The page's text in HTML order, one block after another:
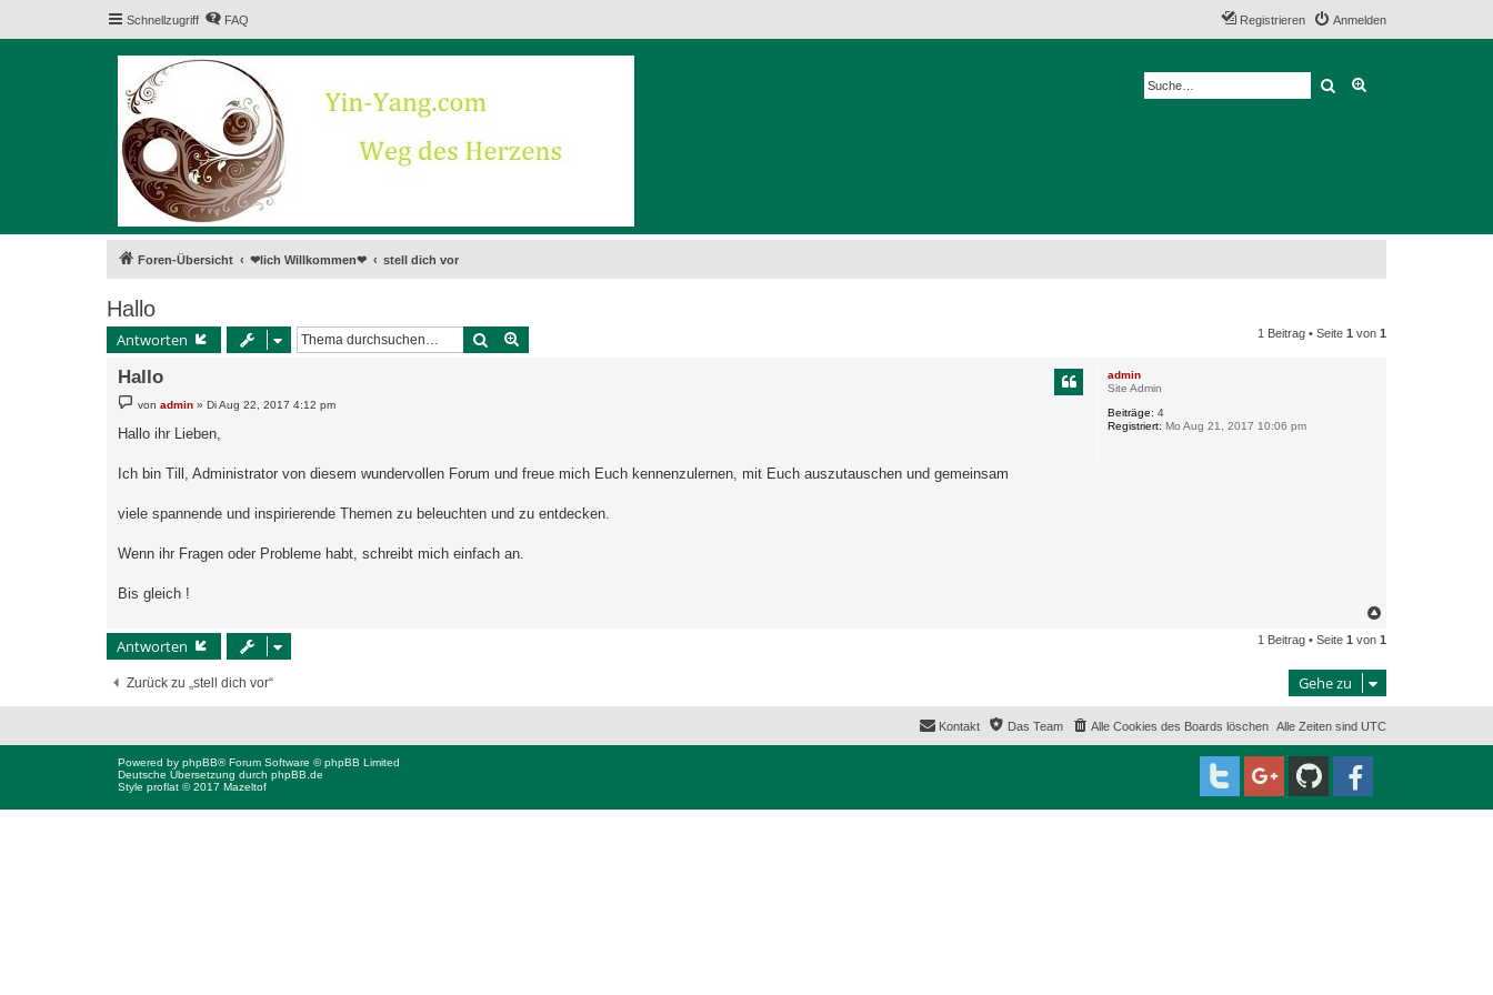
Schnellzugriff FAQ Anmelden
Registrieren
Suche
Foren-Übersicht ❤lich Willkommen❤ stell dich vor
Hallo
Antworten Suche 1 Beitrag • Seite 1 von 1
admin
Site Admin
Beiträge: 4
Registriert: Mo Aug 21, 2017 10:06 pm
Hallo
e
i
t
g
vonadmin »Di Aug 22, 2017 4:12 pm
Hallo ihr Lieben,
Ich bin Till, Administrator von diesem wundervollen Forum und freue mich Euch kennenzulernen, mit Euch auszutauschen und gemeinsam
viele spannende und inspirierende Themen zu beleuchten und zu entdecken.
Wenn ihr Fragen oder Probleme habt, schreibt mich einfach an.
Bis gleich !
c
o
e
n
Antworten 1 Beitrag • Seite 1 von 1
Zurück zu „stell dich vor“ Gehe zu
Alle Zeiten sind UTC
Alle Cookies des Boards löschen
Das Team
Kontakt
Powered by phpBB® Forum Software © phpBB Limited
Deutsche Übersetzung durch phpBB.de
Style proflat © 2017 Mazeltof